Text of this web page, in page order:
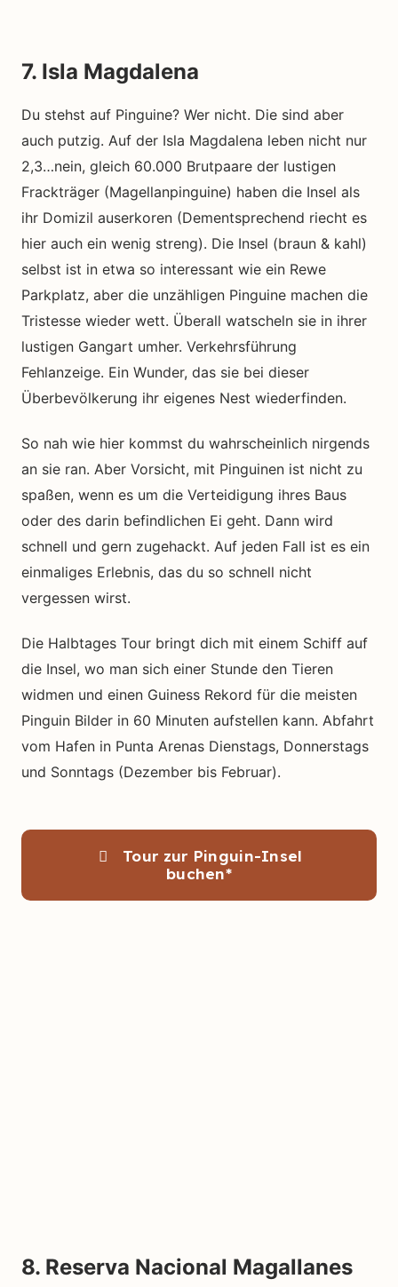
7. Isla Magdalena
Du stehst auf Pinguine? Wer nicht. Die sind aber
auch putzig. Auf der Isla Magdalena leben nicht nur
2,3…nein, gleich 60.000 Brutpaare der lustigen
Frackträger (Magellanpinguine) haben die Insel als
ihr Domizil auserkoren (Dementsprechend riecht es
hier auch ein wenig streng). Die Insel (braun & kahl)
selbst ist in etwa so interessant wie ein Rewe
Parkplatz, aber die unzähligen Pinguine machen die
Tristesse wieder wett. Überall watscheln sie in ihrer
lustigen Gangart umher. Verkehrsführung
Fehlanzeige. Ein Wunder, das sie bei dieser
Überbevölkerung ihr eigenes Nest wiederfinden.
So nah wie hier kommst du wahrscheinlich nirgends
an sie ran. Aber Vorsicht, mit Pinguinen ist nicht zu
spaßen, wenn es um die Verteidigung ihres Baus
oder des darin befindlichen Ei geht. Dann wird
schnell und gern zugehackt. Auf jeden Fall ist es ein
einmaliges Erlebnis, das du so schnell nicht
vergessen wirst.
Die Halbtages Tour bringt dich mit einem Schiff auf
die Insel, wo man sich einer Stunde den Tieren
widmen und einen Guiness Rekord für die meisten
Pinguin Bilder in 60 Minuten aufstellen kann. Abfahrt
vom Hafen in Punta Arenas Dienstags, Donnerstags
und Sonntags (Dezember bis Februar).
Tour zur Pinguin-Insel
buchen*
8. Reserva Nacional Magallanes